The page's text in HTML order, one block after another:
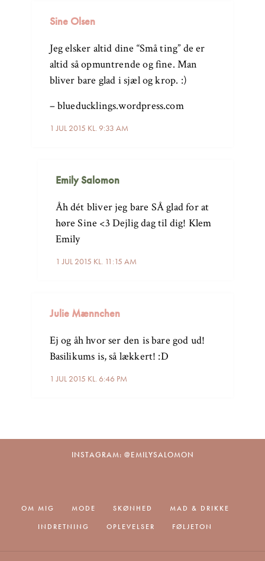
Sine Olsen
1 JUL 2015 KL. 9:33 AM
Jeg elsker altid dine “Små ting” de er
altid så opmuntrende og fine. Man
bliver bare glad i sjæl og krop. :)
– blueducklings.wordpress.com
Emily Salomon
1 JUL 2015 KL. 11:15 AM
Åh dét bliver jeg bare SÅ glad for at
høre Sine <3 Dejlig dag til dig! Klem
Emily
Julie Mænnchen
1 JUL 2015 KL. 6:46 PM
Ej og åh hvor ser den is bare god ud!
Basilikums is, så lækkert! :D
INSTAGRAM: @EMILYSALOMON
OM MIG MODE SKØNHED
MAD & DRIKKE
INDRETNING
OPLEVELSER FØLJETON